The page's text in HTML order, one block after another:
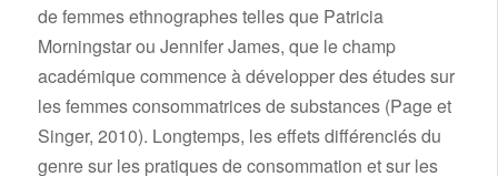
de femmes ethnographes telles que Patricia
Morningstar ou Jennifer James, que le champ
académique commence à développer des études sur
les femmes consommatrices de substances (Page et
Singer, 2010). Longtemps, les effets différenciés du
genre sur les pratiques de consommation et sur les